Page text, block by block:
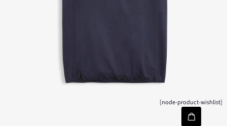
[node-product-wishlist]